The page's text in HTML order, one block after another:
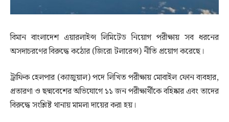
বিমান বাংলাদেশ এয়ারলাইন্স লিমিটেড নিয়োগ পরীক্ষায় সব ধরনের
অসদাচরণের বিরুদ্ধে কঠোর (জিরো টলারেন্স) নীতি প্রয়োগ করেছে।
ট্রাফিক হেলপার (ক্যাজুয়াল) পদে লিখিত পরীক্ষায় মোবাইল ফোন ব্যবহার,
প্রতারণা ও ছদ্মবেশের অভিযোগে ১১ জন পরীক্ষার্থীকে বহিষ্কার এবং তাদের
বিরুদ্ধে সংশ্লিষ্ট থানায় মামলা দায়ের করা হয়।